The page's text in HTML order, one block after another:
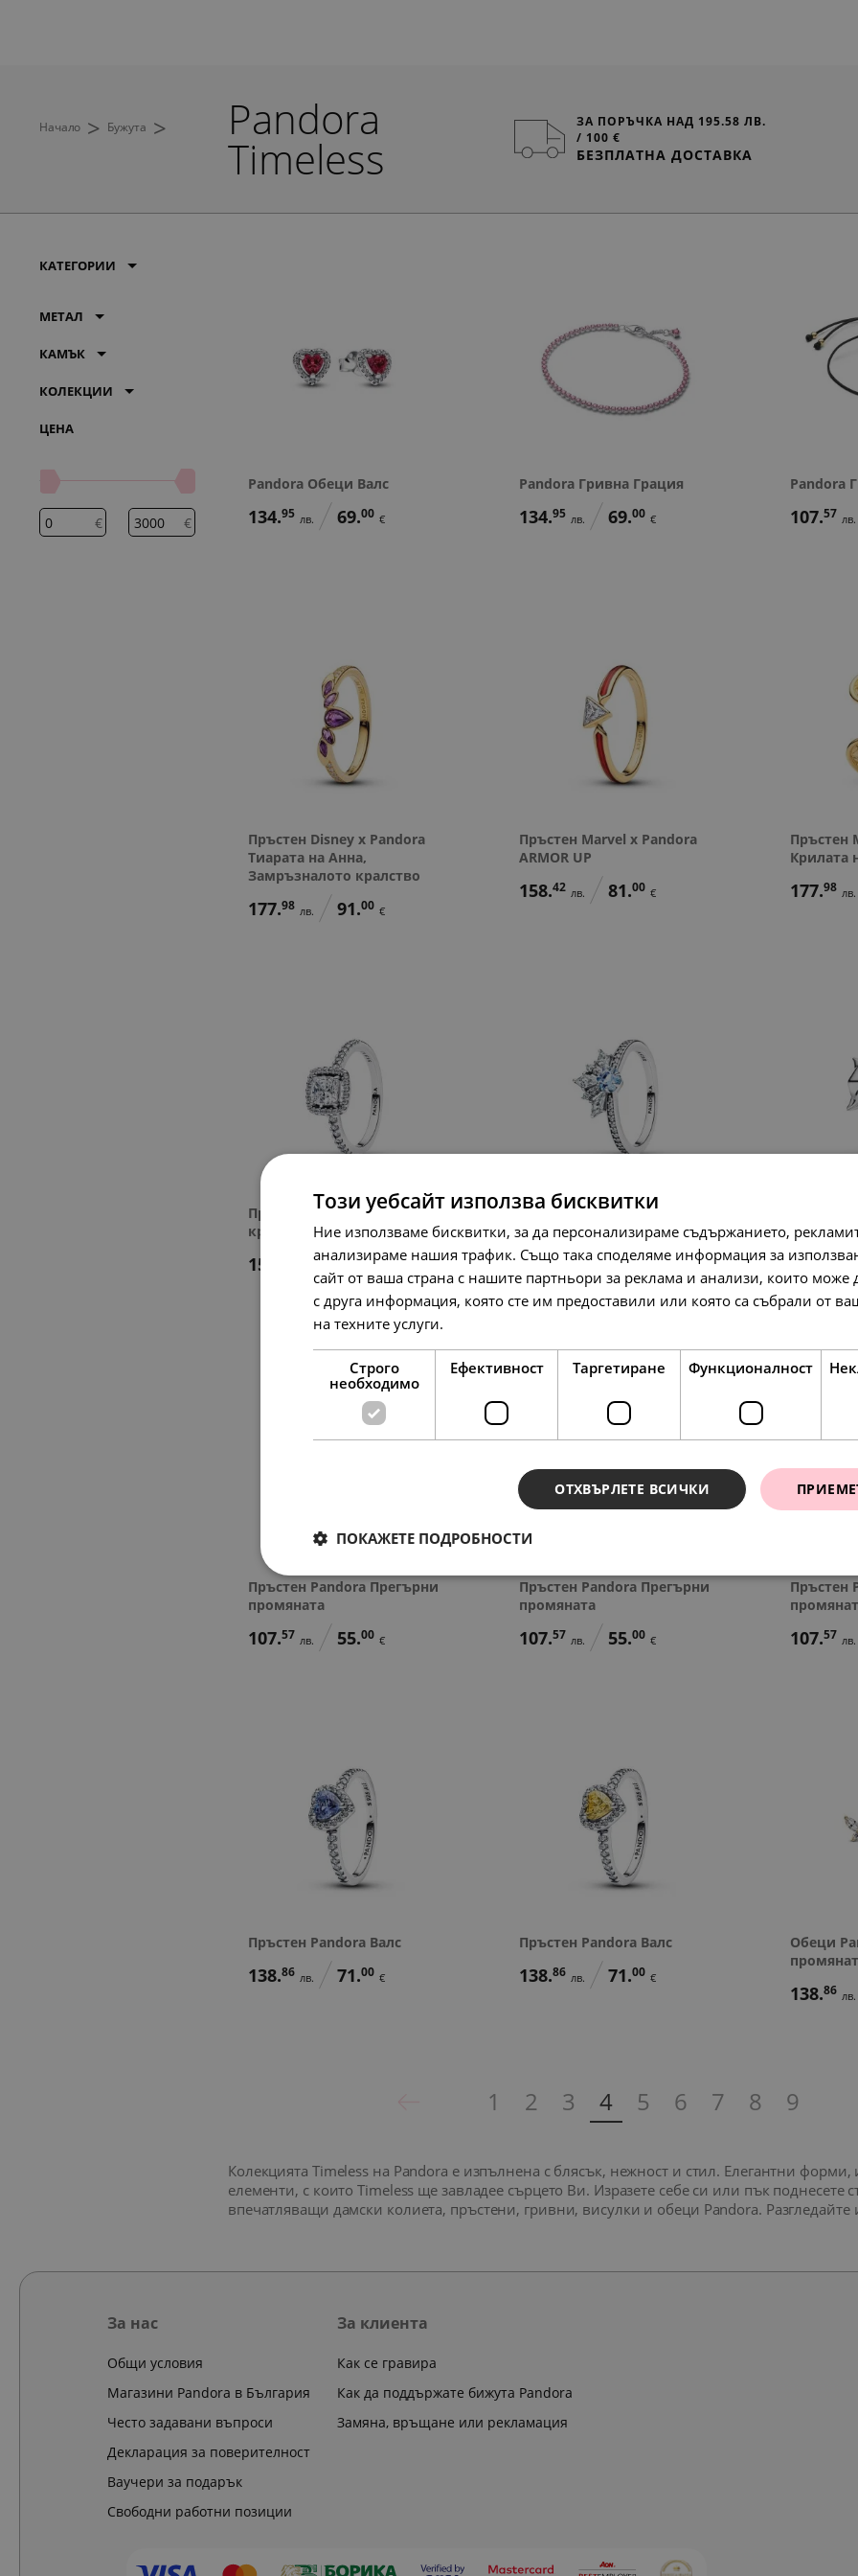
Начало > Бужута > Pandora
Timeless
ЗА ПОРЪЧКА НАД 195.58 ЛВ.
/ 100 €
БЕЗПЛАТНА ДОСТАВКА
КАТЕГОРИИ
МЕТАЛ
КАМЪК
КОЛЕКЦИИ
ЦЕНА
€ €
Pandora Обеци Валс
134.95 лв. 69.00 €
Pandora Гривна Грация
134.95 лв. 69.00 €
Pandora
107.57 лв.
Пръстен Disney x Pandora
Тиарата на Анна,
Замръзналото кралство
177.98 лв. 91.00 €
Пръстен Marvel x Pandora
ARMOR UP
158.42 лв. 81.00 €
Пръстен
Крилата
177.98 лв.
Пръстен Pandora Вечна
красота
158. 81.00
Пръстен Disney x Pandora
Тиарата на Елза,
Замръзналото кралство
138.86 лв. 71.00 €
Черната
158.42
Пръстен Pandora Прегърни
промяната
107.57 лв. 55.00 €
Пръстен Pandora Прегърни
промяната
107.57 лв. 55.00 €
Пръстен
107.57 лв.
Пръстен Pandora Валс
138.86 лв. 71.00 €
Пръстен Pandora Валс
138.86 лв. 71.00 €
Обеци
138.86 лв.
1 2 3 4 5 6 7 8 9
Колекцията Timeless на Pandora е изпълнена с блясък, нежност и стил. Елегантни
елементи, с които Timeless ще завладее сърцето Ви. Изразете себе си или пък
впечатляващи дамски колиета, пръстени, гривни, висулки и обеци Pandora. Разгледайте
За нас
Общи условия
Магазини Pandora в България
Често задавани въпроси
Декларация за поверителност
Ваучери за подарък
Свободни работни позиции
За клиента
Как се гравира
Как да поддържате бижута Pandora
Замяна, връщане или рекламация
Този уебсайт използва бисквитки
Ние използваме бисквитки, за да персонализираме съдържанието,
анализираме нашия трафик. Също така споделяме информация за
сайт от ваша страна с нашите партньори за реклама и анализи, които може
с друга информация, която сте им предоставили или която са събрали от
на техните услуги.
Строго
необходимо
Ефективност Таргетиране Функционалност
ОТХВЪРЛЕТЕ ВСИЧКИ
ПОКАЖЕТЕ ПОДРОБНОСТИ